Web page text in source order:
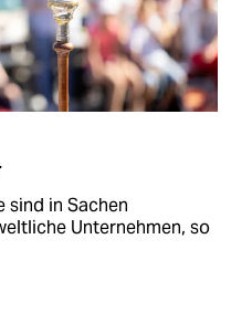
sind in Sachen
Unternehmen, so